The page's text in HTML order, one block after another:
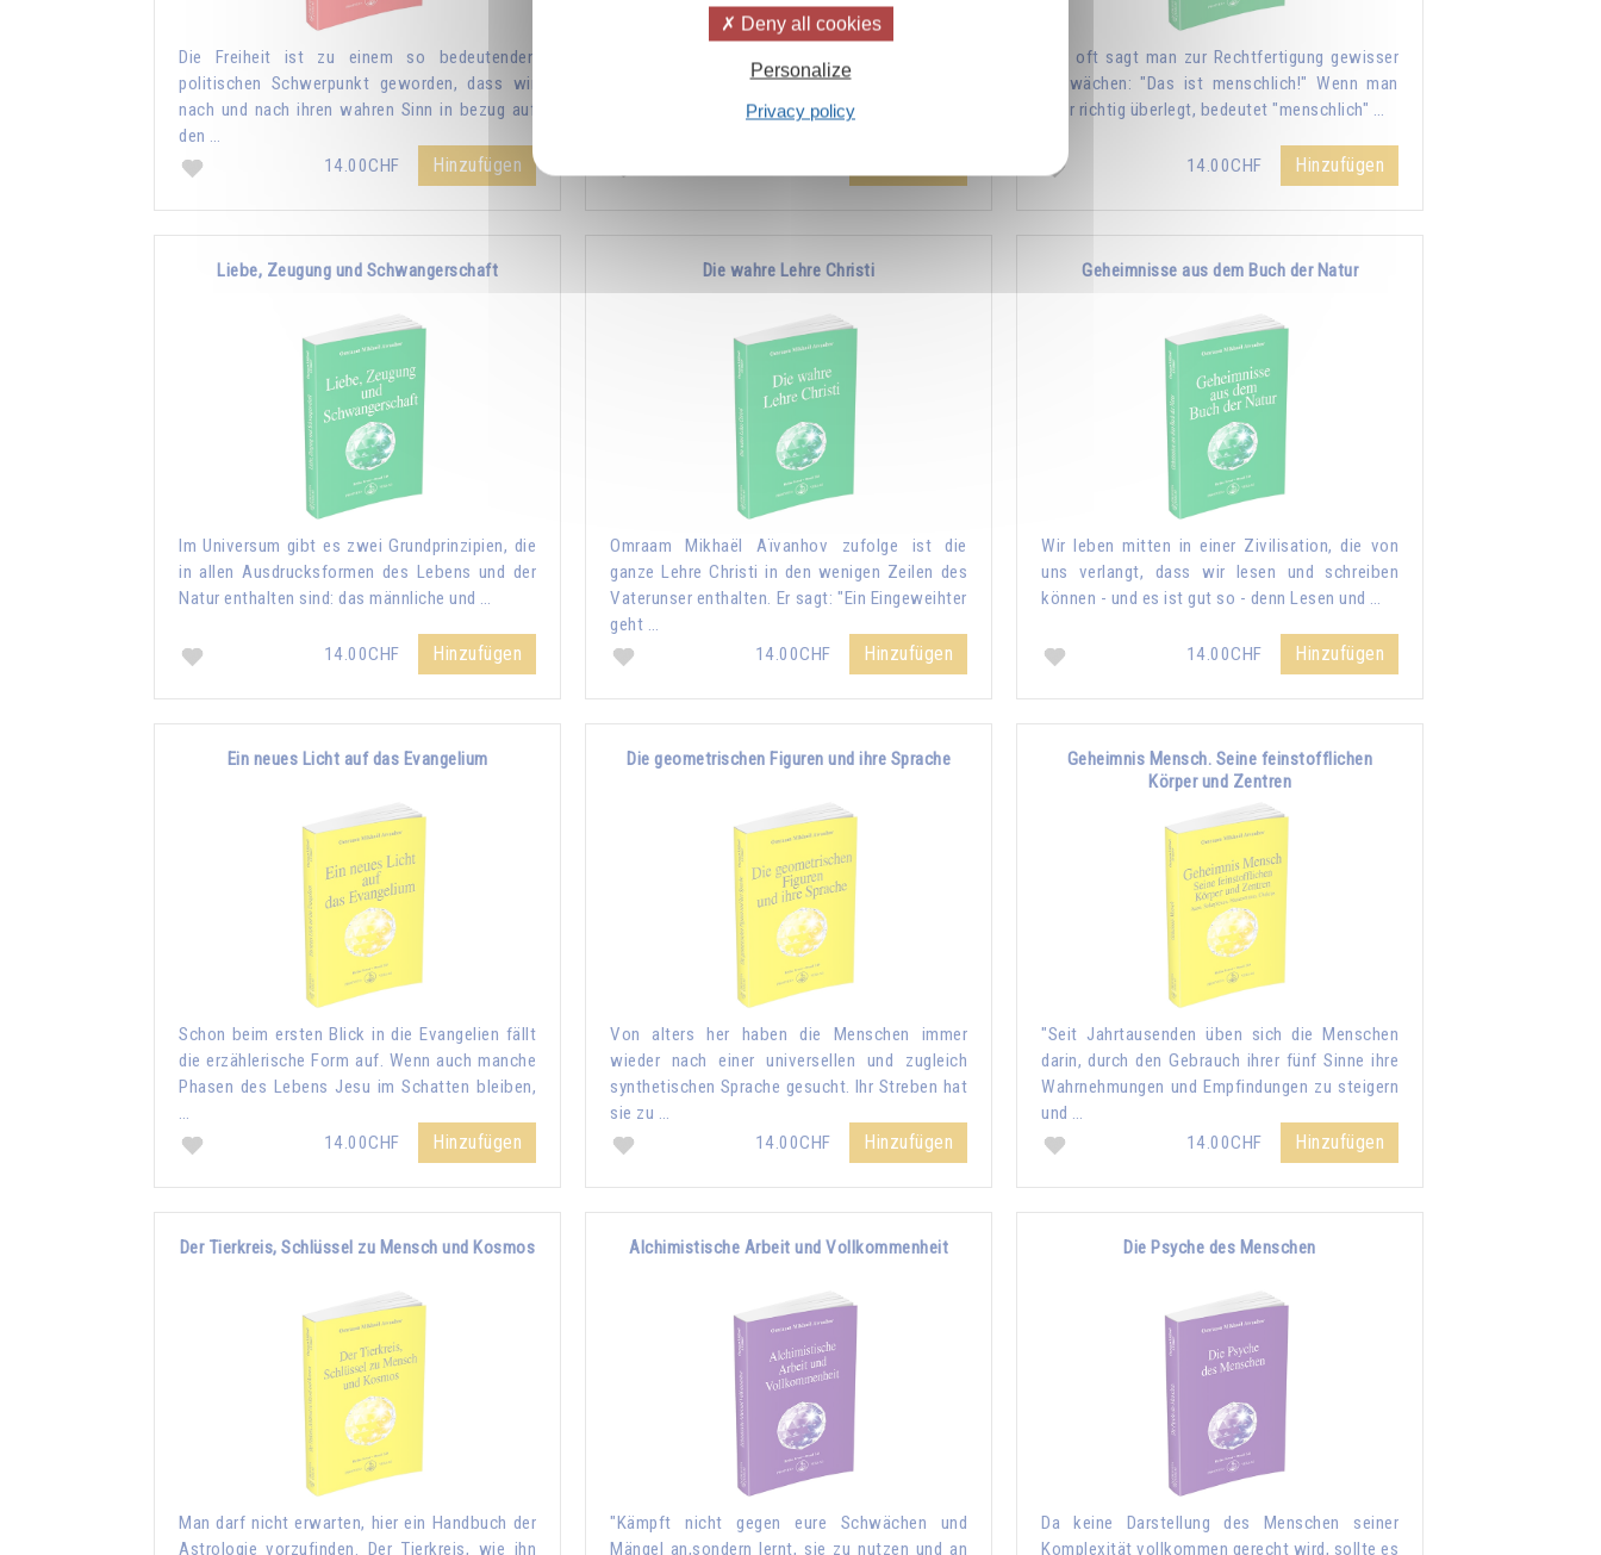
Die Freiheit ist zu einem so bedeutenden
politischen Schwerpunkt geworden, dass wir
nach und nach ihren wahren Sinn in bezug auf
den …
14.00CHF
Hinzufügen
Der Überlieferung zufolge ist das Licht die
lebende Substanz, mit der Gott die Welt
erschaffen hat. Seit einigen Jahren hat es
Wie oft sagt man zur Rechtfertigung gewisser
Schwächen: "Das ist menschlich!" Wenn man
aber richtig überlegt, bedeutet "menschlich" …
14.00CHF Hinzufügen
Liebe, Zeugung und Schwangerschaft
Im Universum gibt es zwei Grundprinzipien, die
in allen Ausdrucksformen des Lebens und der
Natur enthalten sind: das männliche und …
14.00CHF Hinzufügen
Die wahre Lehre Christi
Omraam Mikhaël Aïvanhov zufolge ist die
ganze Lehre Christi in den wenigen Zeilen des
Vaterunser enthalten. Er sagt: "Ein Eingeweihter
geht …
14.00CHF
Hinzufügen
Geheimnisse aus dem Buch der Natur
Wir leben mitten in einer Zivilisation, die von
uns verlangt, dass wir lesen und schreiben
können - und es ist gut so - denn Lesen und …
14.00CHF Hinzufügen
Ein neues Licht auf das Evangelium
Schon beim ersten Blick in die Evangelien fällt
die erzählerische Form auf. Wenn auch manche
Phasen des Lebens Jesu im Schatten bleiben,
…
14.00CHF
Hinzufügen
Die geometrischen Figuren und ihre Sprache
Von alters her haben die Menschen immer
wieder nach einer universellen und zugleich
synthetischen Sprache gesucht. Ihr Streben hat
sie zu …
14.00CHF
Hinzufügen
Geheimnis Mensch. Seine feinstofflichen
Körper und Zentren
"Seit Jahrtausenden üben sich die Menschen
darin, durch den Gebrauch ihrer fünf Sinne ihre
Wahrnehmungen und Empfindungen zu steigern
und …
14.00CHF
Hinzufügen
Der Tierkreis, Schlüssel zu Mensch und Kosmos
Man darf nicht erwarten, hier ein Handbuch der
Astrologie vorzufinden. Der Tierkreis, wie ihn
Alchimistische Arbeit und Vollkommenheit
"Kämpft nicht gegen eure Schwächen und
Mängel an,sondern lernt, sie zu nutzen und an
Die Psyche des Menschen
Da keine Darstellung des Menschen seiner
Komplexität vollkommen gerecht wird, sollte es
Deny all cookies
Personalize
Privacy policy